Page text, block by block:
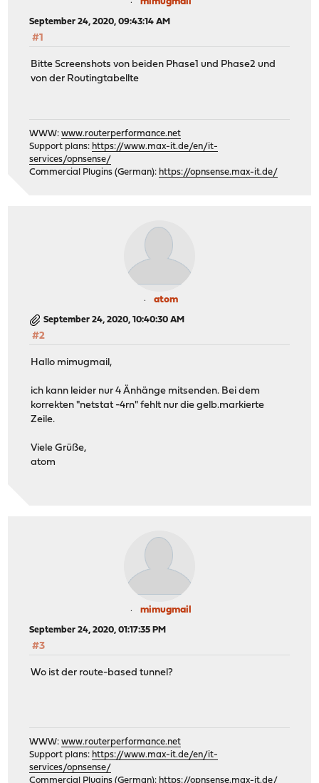
September 24, 2020, 09:43:14 AM
#1
Bitte Screenshots von beiden Phase1 und Phase2 und
von der Routingtabellte
WWW:www.routerperformance.net
Support plans: https://www.max-it.de/en/it-
services/opnsense/
Commercial Plugins (German): https://opnsense.max-it.de/
atom
September 24, 2020, 10:40:30 AM
#2
Hallo mimugmail,
ich kann leider nur 4 Änhänge mitsenden. Bei dem
korrekten "netstat -4rn" fehlt nur die gelb.markierte
Zeile.
Viele Grüße,
atom
mimugmail
September 24, 2020, 01:17:35 PM
#3
Wo ist der route-based tunnel?
WWW:www.routerperformance.net
Support plans: https://www.max-it.de/en/it-
services/opnsense/
Commercial Plugins (German): https://opnsense.max-it.de/